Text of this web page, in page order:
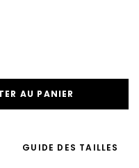
GUIDE DES TAILLES
AU PANIER